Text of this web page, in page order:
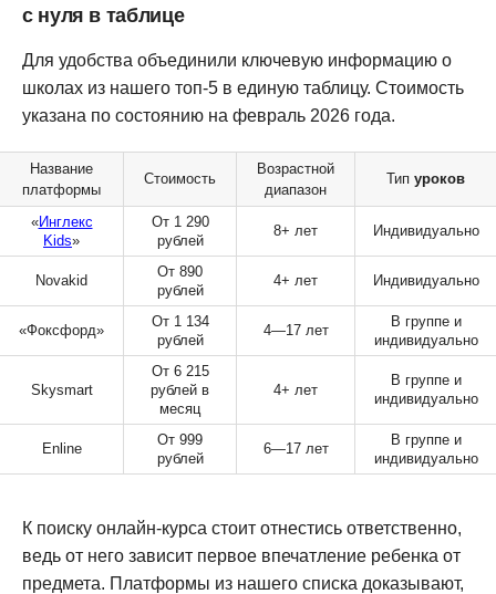
с нуля в таблице
Для удобства объединили ключевую информацию о
школах из нашего топ-5 в единую таблицу. Стоимость
указана по состоянию на февраль 2026 года.
Название
платформы
Стоимость
Возрастной
диапазон
Тип уроков
«Инглекс
Kids»
От 1 290
рублей
8+ лет Индивидуально
Novakid
От 890
рублей
4+ лет Индивидуально
«Фоксфорд»
От 1 134
рублей
4—17 лет
В группе и
индивидуально
Skysmart
От 6 215
рублей в
месяц
4+ лет
В группе и
индивидуально
Enline
От 999
рублей
6—17 лет
В группе и
индивидуально
К поиску онлайн-курса стоит отнестись ответственно,
ведь от него зависит первое впечатление ребенка от
предмета. Платформы из нашего списка доказывают,